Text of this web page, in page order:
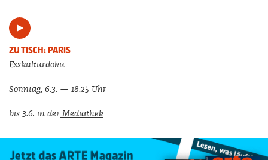
ZU TISCH: PARIS
Esskulturdoku
Sonntag, 6.3. — 18.25 Uhr
bis 3.6. in der Mediathek